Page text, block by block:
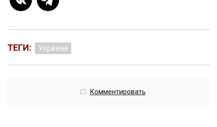
ТЕГИ: Украина
Комментировать